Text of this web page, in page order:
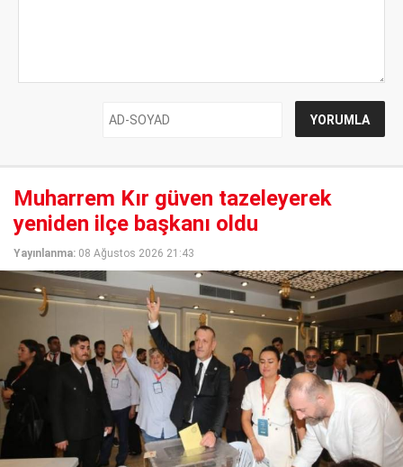
Muharrem Kır güven tazeleyerek
yeniden ilçe başkanı oldu
Yayınlanma: 08 Ağustos 2026 21:43